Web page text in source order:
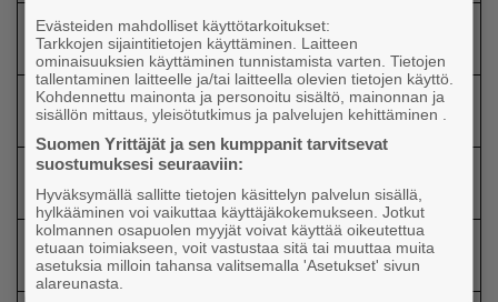
Lahti Lahden Lääkärikeskus Oy
0
Turku Abomics Oy
22800
0
29000
00
0
Helsinki Taitotekniikka Oy
161100
0
76000
Evästeiden mahdolliset käyttötarkoitukset:
Tarkkojen sijaintitietojen käyttäminen. Laitteen
ominaisuuksien käyttäminen tunnistamista varten. Tietojen
tallentaminen laitteelle ja/tai laitteella olevien tietojen käyttö.
Kohdennettu mainonta ja personoitu sisältö, mainonnan ja
sisällön mittaus, yleisötutkimus ja palvelujen kehittäminen .
Suomen Yrittäjät ja sen kumppanit tarvitsevat
suostumuksesi seuraaviin:
Hyväksymällä sallitte tietojen käsittelyn palvelun sisällä,
hylkääminen voi vaikuttaa käyttäjäkokemukseen. Jotkut
kolmannen osapuolen myyjät voivat käyttää oikeutettua
etuaan toimiakseen, voit vastustaa sitä tai muuttaa muita
asetuksia milloin tahansa valitsemalla 'Asetukset' sivun
alareunasta.